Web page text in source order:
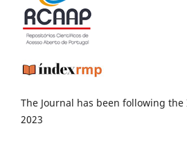
The Journal has been following the
2023